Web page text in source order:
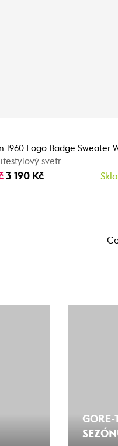
1960 Logo Badge Sweater
svetr
3 190 Kč
GORE-